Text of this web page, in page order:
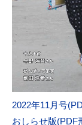
2022年11月号
おしらせ版(PDF